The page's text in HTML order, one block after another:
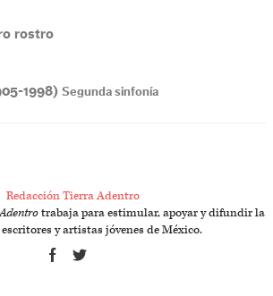
rostro
1998) Segunda sinfonía
Redacción Tierra Adentro
trabaja para estimular, apoyar y difundir la
y artistas jóvenes de México.